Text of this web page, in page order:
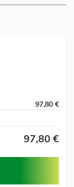
97,80 €
97,80 €